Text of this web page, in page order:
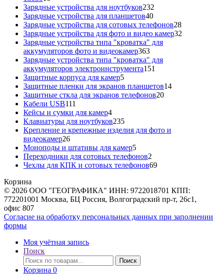
товаров
Зарядные устройства для ноутбуков232
Зарядные устройства для планшетов4040
товаров
Зарядные устройства для сотовых телефонов2828
товаров
Зарядные устройства для фото и видео камер32
Зарядные устройства типа "кроватка" для
аккумуляторов фото и видеокамер363363
товара
Зарядные устройства типа "кроватка" для
аккумуляторов электроинструмента151
Защитные корпуса для камер55
товаров
Защитные пленки для экранов планшетов1414
Защитные сткла для экранов телефонов2020
Кабели USB111
товаров
Кейсы и сумки для камер44
товара
Клавиатуры для ноутбуков235235
товаров
Крепление и крепежные изделия для фото и
видеокамер2626
товаров
Моноподы и штативы для камер55
товаров
Переходники для сотовых телефонов2
товара
Чехлы для КПК и сотовых телефонов6969
Корзина
© 2026 ООО "ГЕОГРАФИКА" ИНН: 9722018701 КПП:
772201001 Москва, БЦ Россия, Волгоградский пр-т, 26с1,
офис 807
Согласие на обработку персональных данных при заполнении
формы
Моя учётная запись
Поиск
Искать:
Поиск
Корзина 0